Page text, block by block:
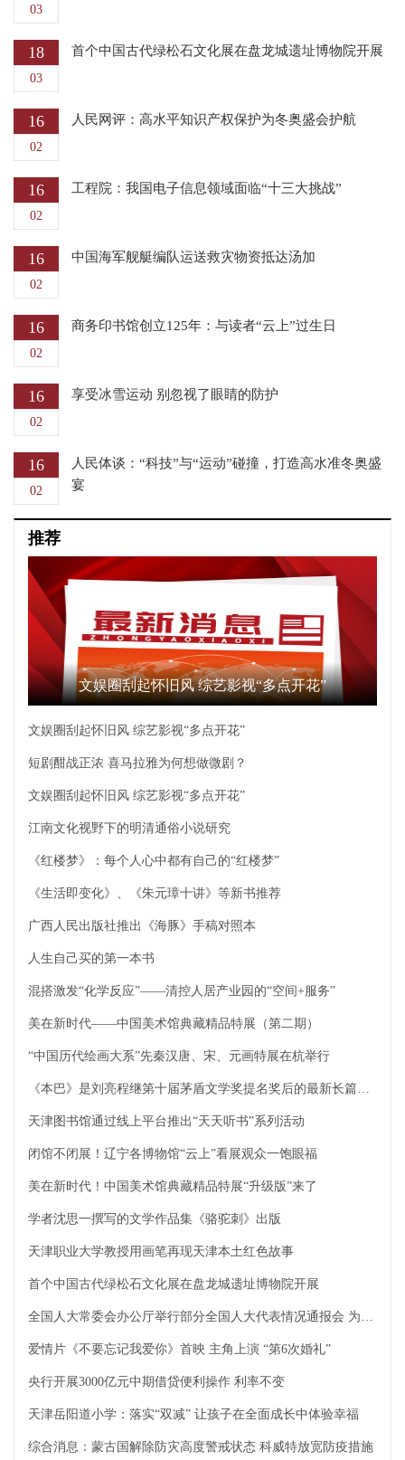
03
18
03
首个中国古代绿松石文化展在盘龙城遗址博物院开展
16
02
人民网评：高水平知识产权保护为冬奥盛会护航
16
02
工程院：我国电子信息领域面临“十三大挑战”
16
02
中国海军舰艇编队运送救灾物资抵达汤加
16
02
商务印书馆创立125年：与读者“云上”过生日
16
02
享受冰雪运动 别忽视了眼睛的防护
16
02
人民体谈：“科技”与“运动”碰撞，打造高水准冬奥盛
宴
推荐
文娱圈刮起怀旧风 综艺影视“多点开花”
文娱圈刮起怀旧风 综艺影视“多点开花”
短剧酣战正浓 喜马拉雅为何想做微剧？
文娱圈刮起怀旧风 综艺影视“多点开花”
江南文化视野下的明清通俗小说研究
《红楼梦》：每个人心中都有自己的“红楼梦”
《生活即变化》、《朱元璋十讲》等新书推荐
广西人民出版社推出《海豚》手稿对照本
人生自己买的第一本书
混搭激发“化学反应”——清控人居产业园的“空间+服务”
美在新时代——中国美术馆典藏精品特展（第二期）
“中国历代绘画大系”先秦汉唐、宋、元画特展在杭举行
《本巴》是刘亮程继第十届茅盾文学奖提名奖后的最新长篇小说
天津图书馆通过线上平台推出“天天听书”系列活动
闭馆不闭展！辽宁各博物馆“云上”看展观众一饱眼福
美在新时代！中国美术馆典藏精品特展“升级版”来了
学者沈思一撰写的文学作品集《骆驼刺》出版
天津职业大学教授用画笔再现天津本土红色故事
首个中国古代绿松石文化展在盘龙城遗址博物院开展
全国人大常委会办公厅举行部分全国人大代表情况通报会 为代表出席十三届全国人大五次会议作准备
爱情片《不要忘记我爱你》首映 主角上演 “第6次婚礼”
央行开展3000亿元中期借贷便利操作 利率不变
天津岳阳道小学：落实“双减” 让孩子在全面成长中体验幸福
综合消息：蒙古国解除防灾高度警戒状态 科威特放宽防疫措施